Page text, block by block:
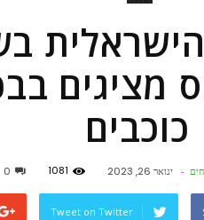
מציגים
כוכבים
- ינואר 26, 2023 1081
0
Tweet on Twitter